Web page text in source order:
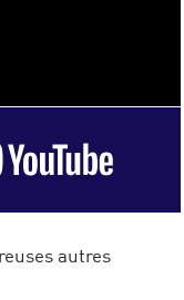
autres